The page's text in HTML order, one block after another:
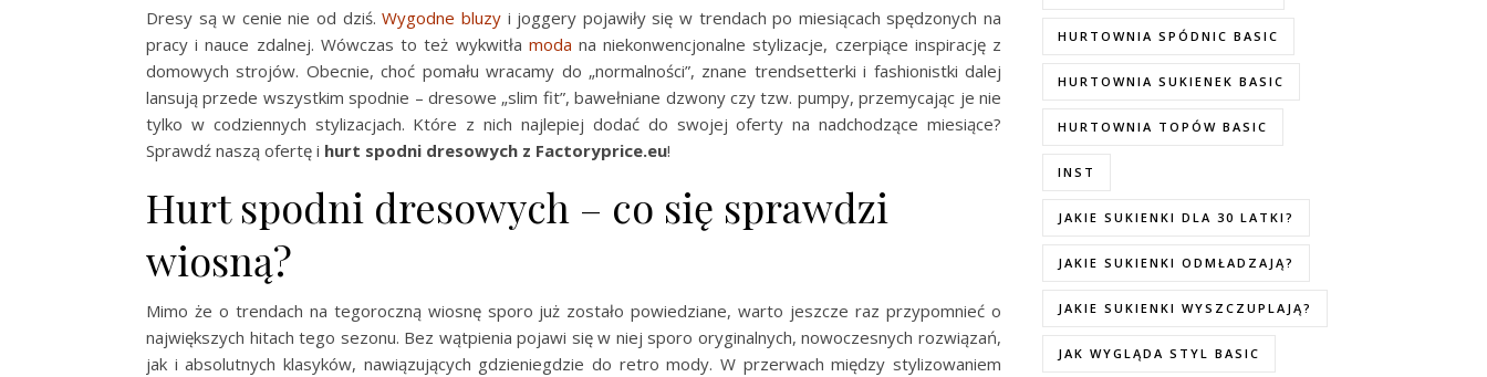
Dresy są w cenie nie od dziś.Wygodne bluzyi joggery pojawiły się w trendach po miesiącach spędzonych na
pracy i nauce zdalnej. Wówczas to też wykwitła moda na niekonwencjonalne stylizacje, czerpiące inspirację z
domowych strojów. Obecnie, choć pomału wracamy do „normalności”, znane trendsetterki i fashionistki dalej
lansują przede wszystkim spodnie – dresowe „slim fit”, bawełniane dzwony czy tzw. pumpy, przemycając je nie
tylko w codziennych stylizacjach. Które z nich najlepiej dodać do swojej oferty na nadchodzące miesiące?
Sprawdź naszą ofertę i hurt spodni dresowych z Factoryprice.eu!
Hurt spodni dresowych – co się sprawdzi
wiosną?
Mimo że o trendach na tegoroczną wiosnę sporo już zostało powiedziane, warto jeszcze raz przypomnieć o
największych hitach tego sezonu. Bez wątpienia pojawi się w niej sporo oryginalnych, nowoczesnych rozwiązań,
jak i absolutnych klasyków, nawiązujących gdzieniegdzie do retro mody. W przerwach między stylizowaniem
HURTOWNIA SPÓDNIC BASIC
HURTOWNIA SUKIENEK BASIC
HURTOWNIA TOPÓW BASIC
INST
JAKIE SUKIENKI DLA 30 LATKI?
JAKIE SUKIENKI ODMŁADZAJĄ?
JAKIE SUKIENKI WYSZCZUPLAJĄ?
JAK WYGLĄDA STYL BASIC